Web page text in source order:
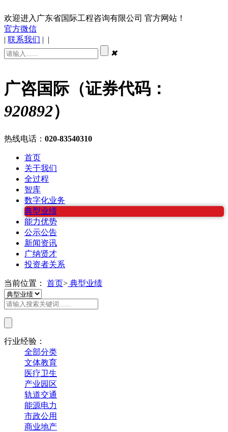
欢迎进入广东省国际工程咨询有限公司 官方网站！
官方微信
| 联系我们 | |
✖
广咨国际（证券代码：
920892）
热线电话： 020-83540310
首页
关于我们
全过程
智库
数字化业务
典型业绩
能力优势
公示公告
新闻资讯
广纳贤才
投资者关系
当前位置： 首页> 典型业绩
行业经验：
全部分类
文体教育
医疗卫生
产业园区
轨道交通
能源电力
市政公用
商业地产